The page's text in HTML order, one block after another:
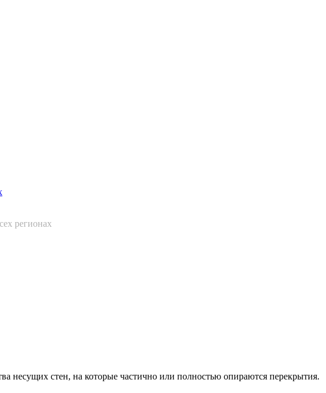
регионах
несущих стен, на которые частично или полностью опираются перекрытия.